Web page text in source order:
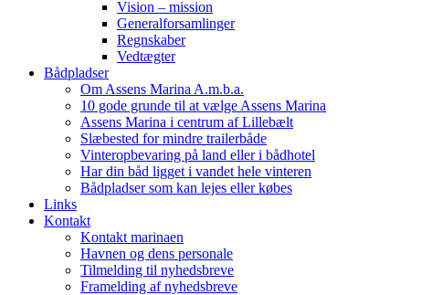
Vision – mission
Generalforsamlinger
Regnskaber
Vedtægter
Bådpladser
Om Assens Marina A.m.b.a.
10 gode grunde til at vælge Assens Marina
Assens Marina i centrum af Lillebælt
Slæbested for mindre trailerbåde
Vinteropbevaring på land eller i bådhotel
Har din båd ligget i vandet hele vinteren
Bådpladser som kan lejes eller købes
Links
Kontakt
Kontakt marinaen
Havnen og dens personale
Tilmelding til nyhedsbreve
Framelding af nyhedsbreve